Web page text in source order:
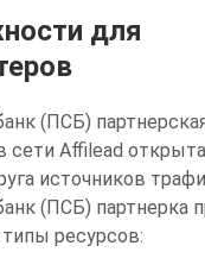
для
(ПСБ)
сети Affilead
источников
(ПСБ) партнерка
ресурсов: